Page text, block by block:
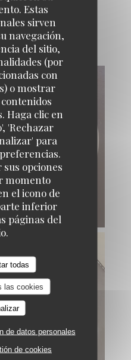
Estas
sirven
navegación,
del sitio,
(por
con
o mostrar
Haga clic en
'Rechazar
para
sus opciones
momento
el icono de
inferior
páginas del
todas
las cookies
de datos personales
de cookies